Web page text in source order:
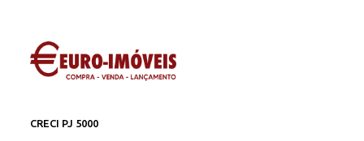
CRECI PJ 5000